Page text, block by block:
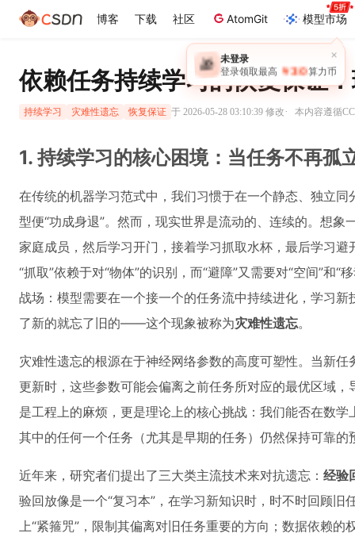
博客 下载 社区 AtomGit 模型市场
×
🎁 未登录
登录领取最高 ￥30 算力币
依赖任务持续学习的恢复保证
持续学习 灾难性遗忘 恢复保证 于 2026-05-28 03:10:39 修改· 本内容遵循
1. 持续学习的核心困境：当任务不再孤
在传统的机器学习范式中，我们习惯于在一个静态、独立
型便“功成身退”。然而，现实世界是流动的、连续的。想
家庭成员，然后学习开门，接着学习抓取水杯，最后学习
“抓取”依赖于对“物体”的识别，而“避障”又需要对“空间”和“
战场：模型需要在一个接一个的任务流中持续进化，学习新
了新的就忘了旧的——这个现象被称为灾难性遗忘。
灾难性遗忘的根源在于神经网络参数的高度可塑性。当新
更新时，这些参数可能会偏离之前任务所对应的最优区域
是工程上的麻烦，更是理论上的核心挑战：我们能否在数
其中的任何一个任务（尤其是早期的任务）仍然保持可靠的
近年来，研究者们提出了三大类主流技术来对抗遗忘： 经验
验回放像是一个“复习本”，在学习新知识时，时不时回顾
上“紧箍咒”，限制其偏离对旧任务重要的方向；数据依赖的